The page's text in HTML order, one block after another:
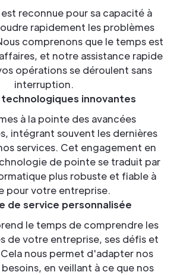
reconnue pour sa capacité à
rapidement les problèmes
comprenons que le temps est
et notre assistance rapide
opérations se déroulent sans
interruption.
innovantes
à la pointe des avancées
intégrant souvent les dernières
services. Cet engagement en
de pointe se traduit par
plus robuste et fiable à
pour votre entreprise.
de service personnalisée
le temps de comprendre les
de votre entreprise, ses défis et
nous permet d'adapter nos
en veillant à ce que nos